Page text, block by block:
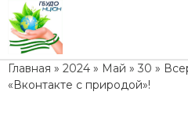
Главная » 2024 » Май » 30 »
«Вконтакте с природой»!